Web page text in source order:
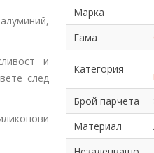
и
след
Марка
Гама
Категория
Брой парчета
Материал